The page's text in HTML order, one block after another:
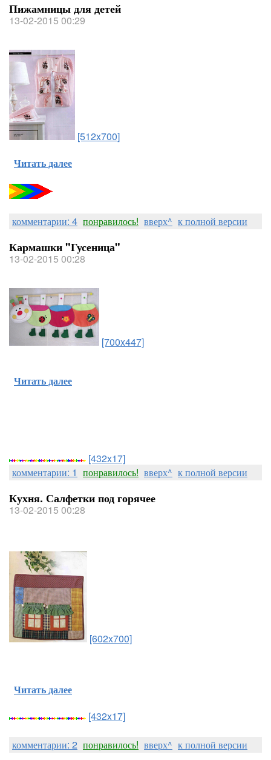
Пижамницы для детей
13-02-2015 00:29
[512x700]
Читать далее
комментарии: 4 понравилось! вверх^ к полной версии
Кармашки "Гусеница"
13-02-2015 00:28
[700x447]
Читать далее
[432x17]
комментарии: 1 понравилось! вверх^ к полной версии
Кухня. Салфетки под горячее
13-02-2015 00:28
[602x700]
Читать далее
[432x17]
комментарии: 2 понравилось! вверх^ к полной версии